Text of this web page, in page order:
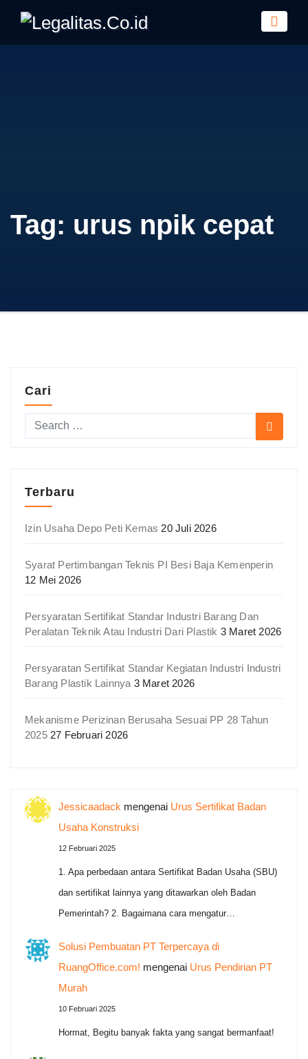
Tag: urus npik cepat
Cari
Terbaru
Izin Usaha Depo Peti Kemas 20 Juli 2026
Syarat Pertimbangan Teknis PI Besi Baja Kemenperin
12 Mei 2026
Persyaratan Sertifikat Standar Industri Barang Dan
Peralatan Teknik Atau Industri Dari Plastik 3 Maret 2026
Persyaratan Sertifikat Standar Kegiatan Industri Industri
Barang Plastik Lainnya 3 Maret 2026
Mekanisme Perizinan Berusaha Sesuai PP 28 Tahun
2025 27 Februari 2026
Jessicaadack mengenai Urus Sertifikat Badan
Usaha Konstruksi
12 Februari 2025
1. Apa perbedaan antara Sertifikat Badan Usaha (SBU)
dan sertifikat lainnya yang ditawarkan oleh Badan
Pemerintah? 2. Bagaimana cara mengatur…
Solusi Pembuatan PT Terpercaya di
RuangOffice.com! mengenai Urus Pendirian PT
Murah
10 Februari 2025
Hormat, Begitu banyak fakta yang sangat bermanfaat!